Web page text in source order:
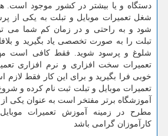
دستگاه و یا بیشتر در کشور موجود است.
شغل تعمیرات موبایل و تبلت به یکی از
شود و به راحتی و در زمان کم شما می
تبلت را به صورت تخصصی یاد بگیرید و
شلوغ و پرسود شوید. فقط کافی است
تعمیرات سخت افزاری و نرم افزاری
خوبی فرا بگیرید و برای این کار فقط لازم
تعمیرات موبایل و تبلت ثبت نام کرده و
آموزشگاه برتر مفتخر است به عنوان یکی
مطرح در زمینه آموزش تعمیرات
کارآموزان گرامی باشد